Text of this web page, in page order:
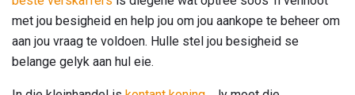
met jou besigheid en help jou om jou aankope te beheer om
aan jou vraag te voldoen. Hulle stel jou besigheid se
belange gelyk aan hul eie.